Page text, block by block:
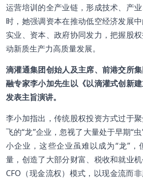
运营培训的全产业链，形成技术、产
时，她强调资本在推动低空经济发展
实业、资本、政府协同发力，把握股
动新质生产力高质量发展。
滴灌通集团创始人及主席、前港交所
融专家李小加先生以《以滴灌式创新建
发表主旨演讲。
李小加指出，传统股权投资方式过于
飞的“龙”企业，忽视了大量处于早期“
小企业，这些企业虽难以成为“龙”，
量，创造了大部分财富、税收和就业
CFO（现金流权）模式，以现金流而